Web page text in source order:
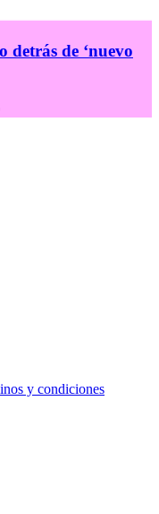
detrás de ‘nuevo
y condiciones